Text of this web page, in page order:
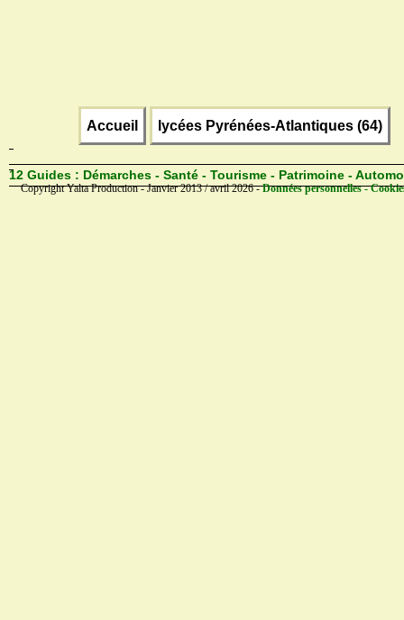
Accueil lycées Pyrénées-Atlantiques (64)
12 Guides : Démarches - Santé - Tourisme - Patrimoine -
Copyright Yalta Production - Janvier 2013 / avril 2026 -Données personnelles -